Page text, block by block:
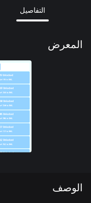
التفاصيل
المعرض
الوصف